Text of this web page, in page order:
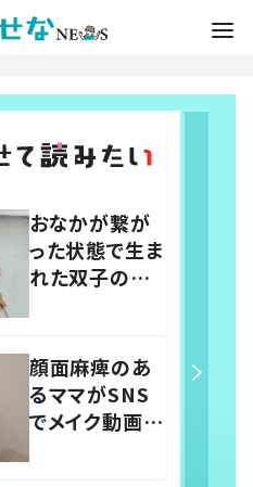
おなかが繋が
った状態で生ま
れた双子の赤
い」「素敵」「応
援しています」
顔面麻痺のあ
るママがSNS
でメイク動画を